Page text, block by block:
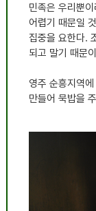
민족은 우리뿐
어렵기 때문일
집중을 요한다.
되고 말기 때문
영주 순흥지역
만들어 묵밥을